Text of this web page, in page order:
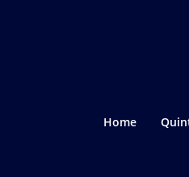
Home